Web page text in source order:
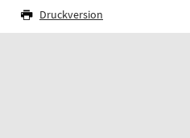
Druckversion